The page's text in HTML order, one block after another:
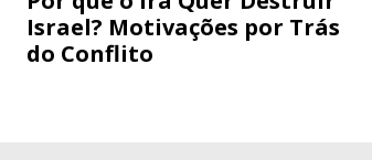
Israel? Motivações por Trás
do Conflito